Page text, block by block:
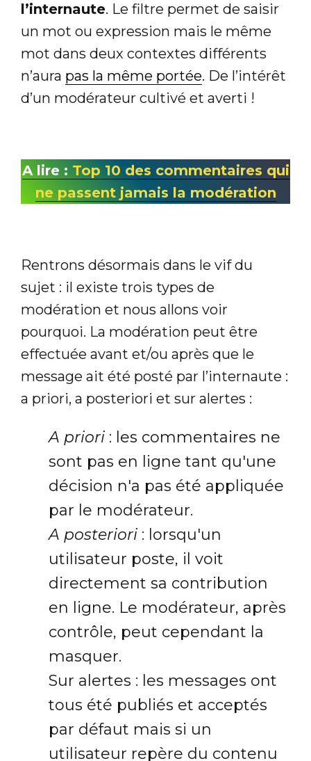
l’internaute. Le filtre permet de saisir
un mot ou expression mais le même
mot dans deux contextes différents
n’aura pas la même portée. De l’intérêt
d’un modérateur cultivé et averti !
A lire : Top 10 des commentaires qui
ne passent jamais la modération
Rentrons désormais dans le vif du
sujet : il existe trois types de
modération et nous allons voir
pourquoi. La modération peut être
effectuée avant et/ou après que le
message ait été posté par l’internaute :
a priori, a posteriori et sur alertes :
A priori : les commentaires ne
sont pas en ligne tant qu'une
décision n'a pas été appliquée
par le modérateur.
A posteriori : lorsqu'un
utilisateur poste, il voit
directement sa contribution
en ligne. Le modérateur, après
contrôle, peut cependant la
masquer.
Sur alertes : les messages ont
tous été publiés et acceptés
par défaut mais si un
utilisateur repère du contenu